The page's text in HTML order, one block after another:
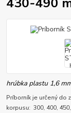
hrúbka plastu 1,6
Príborník je určený do
korpusu: 300, 400,